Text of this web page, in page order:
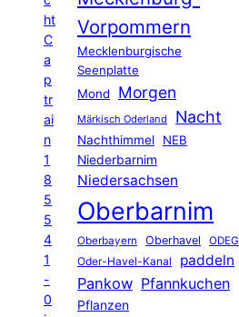
ht
C
a
p
tr
ai
n
1
8
5
5
4
1
-
0
Vorpommern
Mecklenburgische
Seenplatte
Mond
Morgen
Märkisch Oderland Nacht
Nachthimmel
NEB
Niederbarnim
Niedersachsen
Oberbarnim
Oberbayern Oberhavel ODEG
Oder-Havel-Kanal paddeln
Pankow Pfannkuchen
Pflanzen